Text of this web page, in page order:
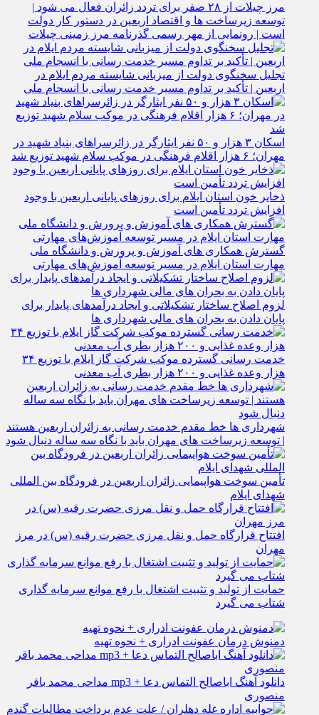
مرز چیلات از ۲۸ صفر برای تردد زائران فعال می‌ شود |
توسعه زیرساخت‌ ها و اقتصاد اربعین در دستور کار دولت
است | رونمایی از مهر رسمی گذرنامه مرز زمینی چیلات
تجلیل سخنگوی دولت از میزبانی شایسته مردم ایلام در
اربعین | تأکید بر تداوم مسیر خدمت‌ رسانی با انسجام ملی
اسکان ۳ هزار و ۵۰ نفر ایثارگر در زائرسراهای بنیاد شهید در
مهران؛ ۶ هزار اقلام فرهنگی در موکب سلام شهید توزیع شد
ذخایر خون استان ایلام برای روزهای پایانی اربعین با وجود
افزایش تردد تأمین است
گسترش همکاری‌ های آموزش و پرورش و دانشگاه ملی
مهارت استان ایلام در مسیر توسعه آموزش‌های مهارتی
لزوم اصلاح ساختار تشکیلاتی و ایجاد درآمدهای پایدار برای
پایان دادن به بحران‌ های مالی شهرداری‌ ها
خدمت رسانی گسترده موکب شرکت گاز ایلام با توزیع ۳۴
هزار وعده غذایی و ۲۰۰ هزار بطری آب معدنی
شهرداری‌ ها خط مقدم خدمت ‌رسانی به زائران اربعین هستند
| توسعه زیرساخت ‌های مهران باید با نگاه سه‌ ساله دنبال شود
تأمین سوخت هواپیمایی زائران اربعین در فرودگاه بین المللی
شهدای ایلام
افتتاح قرارگاه حمل‌ و نقل مرزی حضرت رقیه (س) در مرز
مهران
حمایت از تولید و تثبیت اشتغال با رفع موانع سرمایه‌ گذاری
شتاب می‌ گیرد
دمنوش درمان عفونت ادراری + نحوه تهیه
دانلود آهنگ اباصالح التماس دعا + mp3 مداحی محمد باقر
منصوری